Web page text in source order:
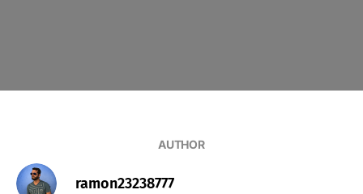
AUTHOR
ramon23238777